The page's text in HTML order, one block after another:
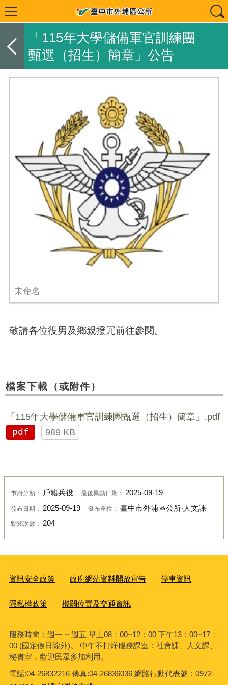
「115年大學儲備軍官訓練團
甄選（招生）簡章」公告
未命名
敬請各位役男及鄉親撥冗前往參閱。
檔案下載（或附件）
「115年大學儲備軍官訓練團甄選（招生）簡章」.pdf
pdf
989 KB
市府分類： 戶籍兵役 最後異動日期： 2025-09-19
發布日期： 2025-09-19 發布單位： 臺中市外埔區公所‧人文課
點閱次數： 204
資訊安全政策 政府網站資料開放宣告 停車資訊
隱私權政策 機關位置及交通資訊
服務時間：週一 ~ 週五 早上08：00~12：00 下午13：00~17：
00 (國定假日除外)。 中午不打烊服務課室：社會課、人文課、
秘書室，歡迎民眾多加利用。
電話:04-26832216 傳真:04-26836036 網路行動代表號：0972-